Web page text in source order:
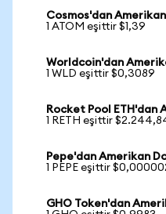
Cosmos'dan
1 ATOM eşittir $1,39
Worldcoin'dan
1 WLD eşittir $0,3089
Rocket Pool ETH'dan
1 RETH eşittir
Pepe'dan Amerikan
1 PEPE eşittir
GHO Token'dan